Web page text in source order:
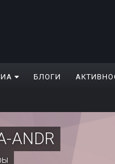
БЛОГИ
ANDR